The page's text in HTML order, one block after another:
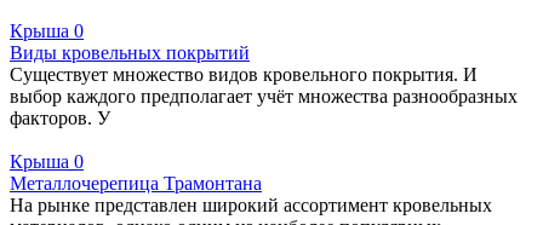
Крыша 0
Виды кровельных покрытий
Существует множество видов кровельного покрытия. И
выбор каждого предполагает учёт множества разнообразных
факторов. У
Крыша 0
Металлочерепица Трамонтана
На рынке представлен широкий ассортимент кровельных